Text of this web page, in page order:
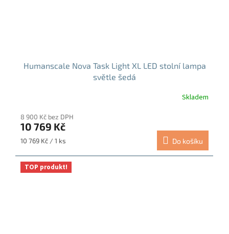
Humanscale Nova Task Light XL LED stolní lampa
světle šedá
Skladem
8 900 Kč bez DPH
10 769 Kč
Měrná
10 769 Kč / 1 ks Do košíku
TOP produkt!